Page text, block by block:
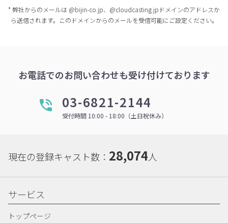
* 弊社からのメールは @bijin-co.jp、@cloudcasting.jpドメインのアドレスか
ら送信されます。このドメインからのメールを受信可能にご設定ください。
お電話でのお問い合わせも受け付けております
03-6821-2144
受付時間 10:00 - 18:00（土日祝休み）
現在の登録キャスト数： 28,074人
サービス
トップページ